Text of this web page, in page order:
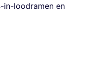
in-loodramen en